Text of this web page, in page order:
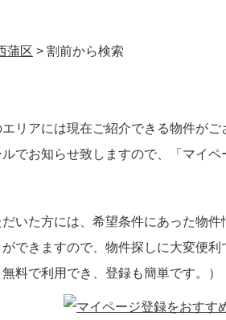
蒲区 > 割前から検索
リアには現在ご紹介できる物件がご
でお知らせ致しますので、
「マイペ
いた方には、 希望条件にあった物件
できますので、物件探しに大変便利
料で利用でき、登録も簡単です。）